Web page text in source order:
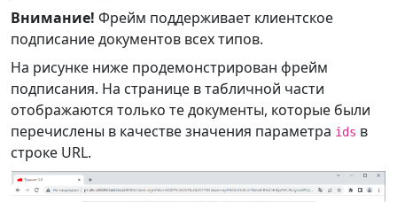
Внимание! Фрейм поддерживает клиентское
подписание документов всех типов.
На рисунке ниже продемонстрирован фрейм
подписания. На странице в табличной части
отображаются только те документы, которые были
перечислены в качестве значения параметра ids в
строке URL.